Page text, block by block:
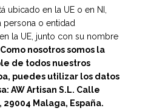
ubicado en la UE o en NI,
persona o entidad
la UE, junto con su nombre
Como nosotros somos la
de todos nuestros
puedes utilizar los datos
AW Artisan S.L. Calle
Malaga, España.